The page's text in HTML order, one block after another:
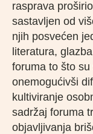
rasprava
sastavljen od
njih posvećen
literatura,
foruma to što
onemogućivši
kultiviranje
sadržaj foruma
objavljivanja